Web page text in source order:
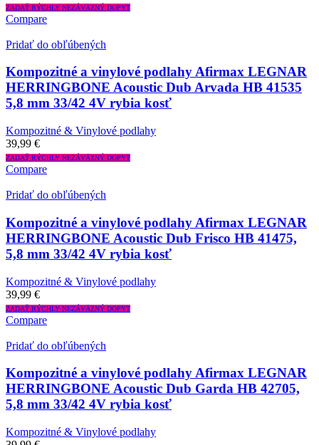
ZADAŤ RÝCHLY NEZÁVÄZNÝ DOPYT
Compare
Pridať do obľúbených
Kompozitné a vinylové podlahy Afirmax LEGNAR
HERRINGBONE Acoustic Dub Arvada HB 41535
5,8 mm 33/42 4V rybia kosť
Kompozitné & Vinylové podlahy
39,99 €
ZADAŤ RÝCHLY NEZÁVÄZNÝ DOPYT
Compare
Pridať do obľúbených
Kompozitné a vinylové podlahy Afirmax LEGNAR
HERRINGBONE Acoustic Dub Frisco HB 41475,
5,8 mm 33/42 4V rybia kosť
Kompozitné & Vinylové podlahy
39,99 €
ZADAŤ RÝCHLY NEZÁVÄZNÝ DOPYT
Compare
Pridať do obľúbených
Kompozitné a vinylové podlahy Afirmax LEGNAR
HERRINGBONE Acoustic Dub Garda HB 42705,
5,8 mm 33/42 4V rybia kosť
Kompozitné & Vinylové podlahy